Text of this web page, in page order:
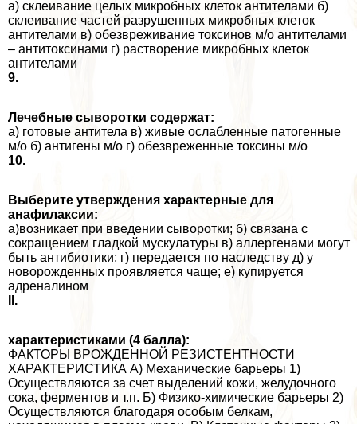
а) склеивание целых микробных клеток антителами б)
склеивание частей разрушенных микробных клеток
антителами в) обезвреживание токсинов м/о антителами
– антитоксинами г) растворение микробных клеток
антителами
9.
Лечебные сыворотки содержат:
а) готовые антитела в) живые ослабленные патогенные
м/о б) антигены м/о г) обезвреженные токсины м/о
10.
Выберите утверждения хаpaктерные для
анафилаксии:
а)возникает при введении сыворотки; б) связана с
сокращением гладкой мускулатуры в) аллергенами могут
быть антибиотики; г) передается по наследству д) у
новорожденных проявляется чаще; е) купируется
адреналином
II.
хаpaктеристиками (4 балла):
ФАКТОРЫ ВРОЖДЕННОЙ РЕЗИСТЕНТНОСТИ
ХАРАКТЕРИСТИКА А) Механические барьеры 1)
Осуществляются за счет выделений кожи, желудочного
сока, ферментов и т.п. Б) Физико-химические барьеры 2)
Осуществляются благодаря особым белкам,